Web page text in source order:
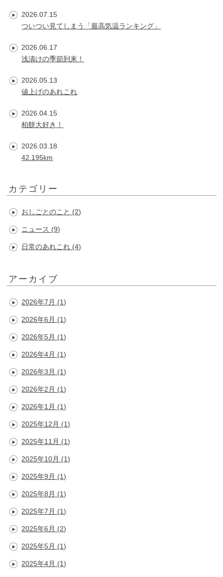
2026.07.15
ついつい見てしまう「最高気温ランキング」
2026.06.17
浅漬けの季節到来！
2026.05.13
値上げのあれこれ
2026.04.15
柏餅大好き！
2026.03.18
42.195km
カテゴリー
おしごとのこと (2)
ニュース (9)
日常のあれこれ (4)
アーカイブ
2026年7月 (1)
2026年6月 (1)
2026年5月 (1)
2026年4月 (1)
2026年3月 (1)
2026年2月 (1)
2026年1月 (1)
2025年12月 (1)
2025年11月 (1)
2025年10月 (1)
2025年9月 (1)
2025年8月 (1)
2025年7月 (1)
2025年6月 (2)
2025年5月 (1)
2025年4月 (1)